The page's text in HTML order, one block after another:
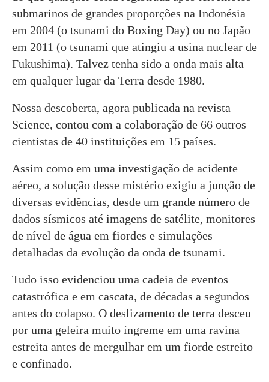
submarinos de grandes proporções na Indonésia
em 2004 (o tsunami do Boxing Day) ou no Japão
em 2011 (o tsunami que atingiu a usina nuclear de
Fukushima). Talvez tenha sido a onda mais alta
em qualquer lugar da Terra desde 1980.
Nossa descoberta, agora publicada na revista
Science, contou com a colaboração de 66 outros
cientistas de 40 instituições em 15 países.
Assim como em uma investigação de acidente
aéreo, a solução desse mistério exigiu a junção de
diversas evidências, desde um grande número de
dados sísmicos até imagens de satélite, monitores
de nível de água em fiordes e simulações
detalhadas da evolução da onda de tsunami.
Tudo isso evidenciou uma cadeia de eventos
catastrófica e em cascata, de décadas a segundos
antes do colapso. O deslizamento de terra desceu
por uma geleira muito íngreme em uma ravina
estreita antes de mergulhar em um fiorde estreito
e confinado.